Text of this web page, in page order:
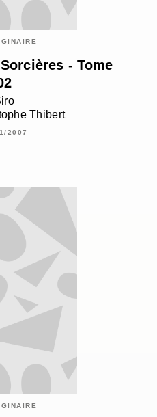
- Tome
Thibert
2007